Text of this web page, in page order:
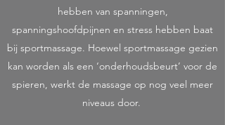
hebben van spanningen,
spanningshoofdpijnen en stress hebben baat
bij sportmassage. Hoewel sportmassage gezien
kan worden als een ‘onderhoudsbeurt’ voor de
spieren, werkt de massage op nog veel meer
niveaus door.